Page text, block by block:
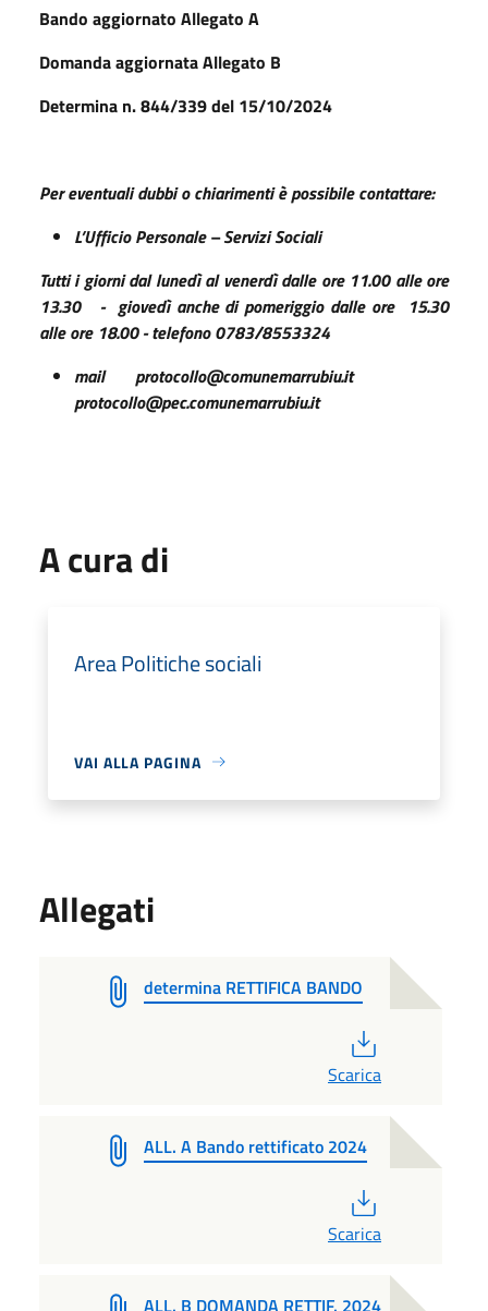
Bando aggiornato Allegato A
Domanda aggiornata Allegato B
Determina n. 844/339 del 15/10/2024
Per eventuali dubbi o chiarimenti è possibile contattare:
L’Ufficio Personale – Servizi Sociali
Tutti i giorni dal lunedì al venerdì dalle ore 11.00 alle ore
13.30 - giovedì anche di pomeriggio dalle ore 15.30
alle ore 18.00 - telefono 0783/8553324
mail protocollo@comunemarrubiu.it
protocollo@pec.comunemarrubiu.it
A cura di
Area Politiche sociali
VAI ALLA PAGINA
Allegati
determina RETTIFICA BANDO
Scarica
ALL. A Bando rettificato 2024
Scarica
ALL. B DOMANDA RETTIF. 2024